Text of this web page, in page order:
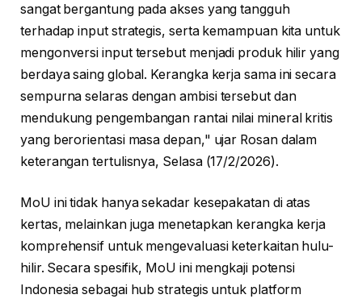
sangat bergantung pada akses yang tangguh
terhadap input strategis, serta kemampuan kita untuk
mengonversi input tersebut menjadi produk hilir yang
berdaya saing global. Kerangka kerja sama ini secara
sempurna selaras dengan ambisi tersebut dan
mendukung pengembangan rantai nilai mineral kritis
yang berorientasi masa depan," ujar Rosan dalam
keterangan tertulisnya, Selasa (17/2/2026).
MoU ini tidak hanya sekadar kesepakatan di atas
kertas, melainkan juga menetapkan kerangka kerja
komprehensif untuk mengevaluasi keterkaitan hulu-
hilir. Secara spesifik, MoU ini mengkaji potensi
Indonesia sebagai hub strategis untuk platform